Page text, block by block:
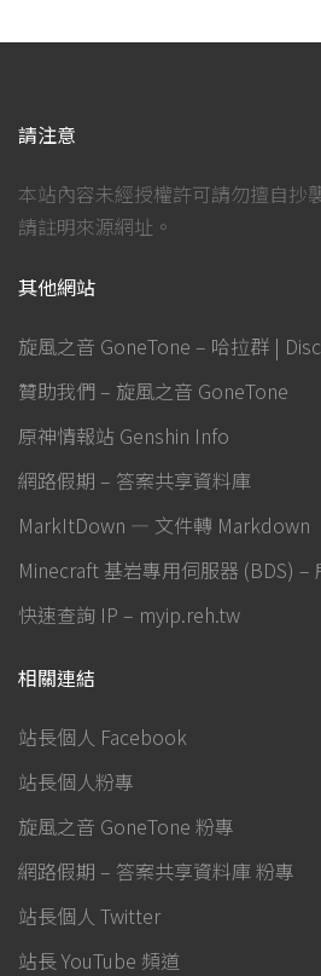
請注意
本站內容未經授權許可請勿擅自抄
請註明來源網址。
其他網站
旋風之音 GoneTone – 哈拉群 |
贊助我們 – 旋風之音 GoneTone
原神情報站 Genshin Info
網路假期 – 答案共享資料庫
MarkItDown — 文件轉 Markdown
Minecraft 基岩專用伺服器 (BDS) –
快速查詢 IP – myip.reh.tw
相關連結
站長個人 Facebook
站長個人粉專
旋風之音 GoneTone 粉專
網路假期 – 答案共享資料庫 粉專
站長個人 Twitter
站長 YouTube 頻道